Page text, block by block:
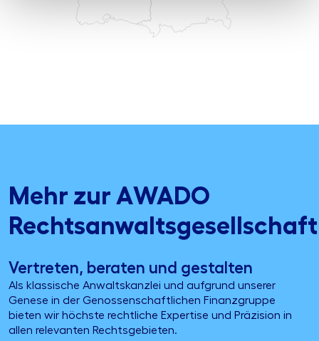
Mehr zur AWADO
Rechtsanwaltsgesellschaft
Vertreten, beraten und gestalten
Als klassische Anwaltskanzlei und aufgrund unserer
Genese in der Genossenschaftlichen Finanzgruppe
bieten wir höchste rechtliche Expertise und Präzision in
allen relevanten Rechtsgebieten.